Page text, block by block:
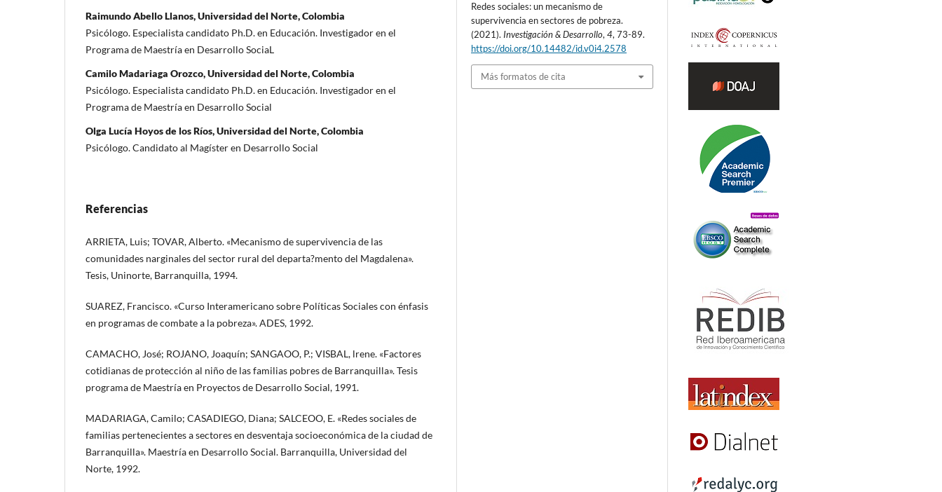
Raimundo Abello Llanos, Universidad del Norte, Colombia
Psicólogo. Especialista candidato Ph.D. en Educación. Investigador en el
Programa de Maestría en Desarrollo SociaL
Camilo Madariaga Orozco, Universidad del Norte, Colombia
Psicólogo. Especialista candidato Ph.D. en Educación. Investigador en el
Programa de Maestría en Desarrollo Social
Olga Lucía Hoyos de los Ríos, Universidad del Norte, Colombia
Psicólogo. Candidato al Magíster en Desarrollo Social
Referencias
ARRIETA, Luis; TOVAR, Alberto. «Mecanismo de supervivencia de las
comunidades narginales del sector rural del departa?mento del Magdalena».
Tesis, Uninorte, Barranquilla, 1994.
SUAREZ, Francisco. «Curso Interamericano sobre Políticas Sociales con énfasis
en programas de combate a la pobreza». ADES, 1992.
CAMACHO, José; ROJANO, Joaquín; SANGAOO, P.; VISBAL, lrene. «Factores
cotidianas de protección al niño de las familias pobres de Barranquilla». Tesis
programa de Maestría en Proyectos de Desarrollo Social, 1991.
MADARIAGA, Camilo; CASADIEGO, Diana; SALCEOO, E. «Redes sociales de
familias pertenecientes a sectores en desventaja socioeconómica de la ciudad de
Barranquilla». Maestría en Desarrollo Social. Barranquilla, Universidad del
Norte, 1992.
Redes sociales: un mecanismo de
supervivencia en sectores de pobreza.
(2021). Investigación & Desarrollo,4, 73-89.
https://doi.org/10.14482/id.v0i4.2578
Más formatos de cita